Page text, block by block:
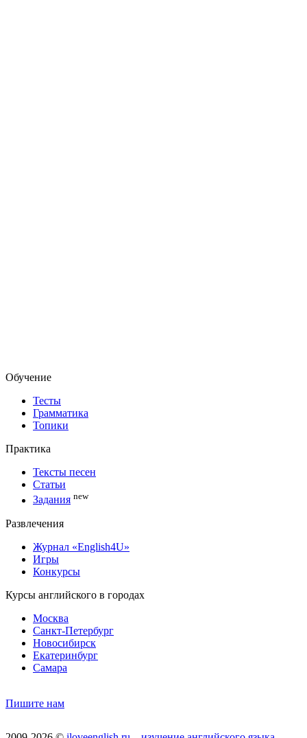
Обучение
Тесты
Грамматика
Топики
Практика
Тексты песен
Статьи
Задания new
Развлечения
Журнал «English4U»
Игры
Конкурсы
Курсы английского в городах
Москва
Санкт-Петербург
Новосибирск
Екатеринбург
Самара
Пишите нам